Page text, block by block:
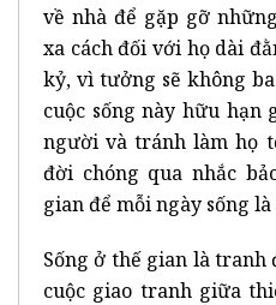
về nhà để gặp gỡ
xa cách đối với họ dài
kỷ, vì tưởng sẽ không
cuộc sống này hữu
người và tránh làm họ
đời chóng qua nhắc
gian để mỗi ngày sống
Sống ở thế gian là
cuộc giao tranh giữa